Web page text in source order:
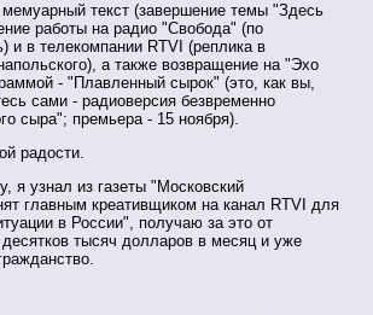
текст (завершение темы "Здесь
работы на радио "Свобода" (по
и в телекомпании RTVI (реплика в
а также возвращение на "Эхо
- "Плавленный сырок" (это, как вы,
сами - радиоверсия безвременно
сыра"; премьера - 15 ноября).
радости.
я узнал из газеты "Московский
главным креативщиком на канал RTVI для
в России", получаю за это от
десятков тысяч долларов в месяц и уже